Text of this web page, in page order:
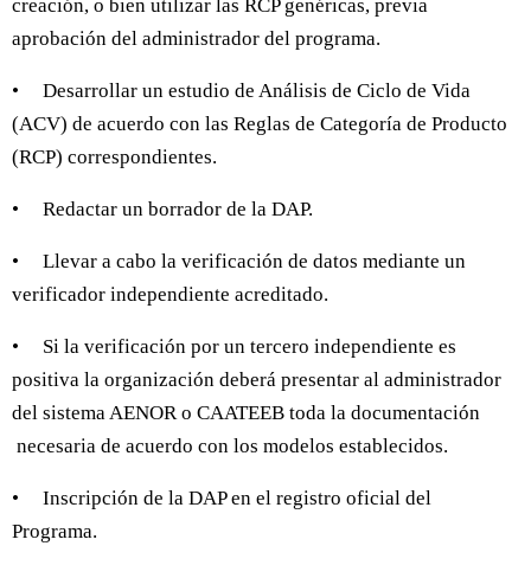
creación, o bien utilizar las RCP genéricas, previa
aprobación del administrador del programa.
• Desarrollar un estudio de Análisis de Ciclo de Vida
(ACV) de acuerdo con las Reglas de Categoría de Producto
(RCP) correspondientes.
• Redactar un borrador de la DAP.
• Llevar a cabo la verificación de datos mediante un
verificador independiente acreditado.
• Si la verificación por un tercero independiente es
positiva la organización deberá presentar al administrador
del sistema AENOR o CAATEEB toda la documentación
necesaria de acuerdo con los modelos establecidos.
• Inscripción de la DAP en el registro oficial del
Programa.